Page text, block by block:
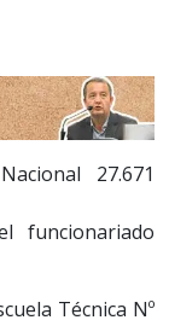
27.671
funcionariado
Técnica Nº